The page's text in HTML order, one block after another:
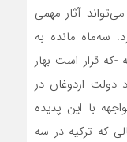
آثار مهمی
سه‌ماه مانده به
-که قرار است بهار
دولت اردوغان در
با این پدیده
که ترکیه در سه